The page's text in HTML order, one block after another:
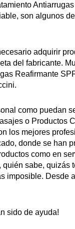
son algunos
adquirir
del fabricante.
Reafirmante
como puedan
o Productos
los mejores
donde se han
como en
sabe, quizás
imposible. Desde
sido de ayuda!